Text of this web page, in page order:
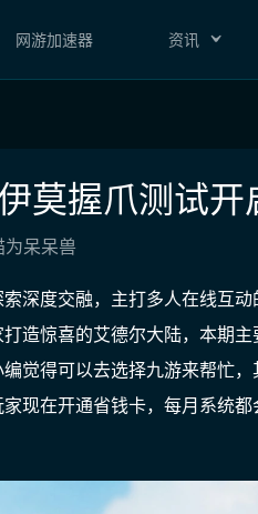
网游加速器 资讯
莫握爪测试开
为呆呆兽
深度交融，主打多人在线互
造惊喜的艾德尔大陆，本期主
觉得可以去选择九游来帮忙，
现在开通省钱卡，每月系统